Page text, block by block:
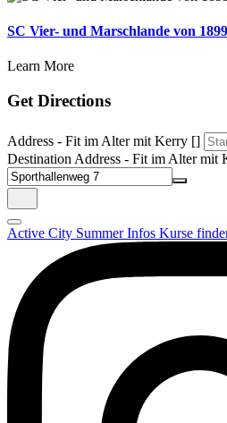
SC Vier- und Marschlande von
Learn More
Get Directions
Address - Fit im Alter mit Kerry []
Destination Address - Fit im Alter mit
Active City SummerInfos Kurse